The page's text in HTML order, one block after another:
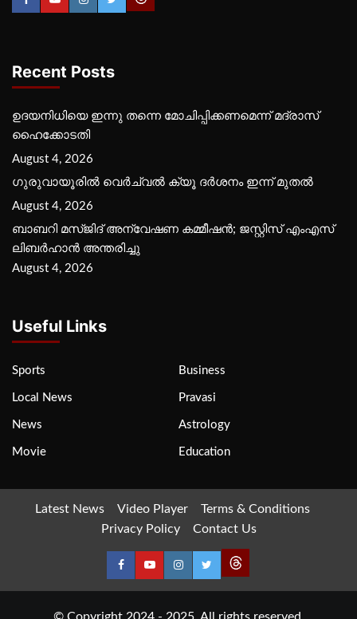
Recent Posts
ഉദയനിധിയെ ഇന്നു തന്നെ മോചിപ്പിക്കണമെന്ന് മദ്രാസ്
ഹൈക്കോടതി
August 4, 2026
ഗുരുവായൂരില്‍ വെര്‍ച്വല്‍ ക്യൂ ദര്‍ശനം ഇന്ന് മുതല്‍
August 4, 2026
ബാബറി മസ്ജിദ് അന്വേഷണ കമ്മീഷന്‍; ജസ്റ്റിസ് എംഎസ്
ലിബര്‍ഹാന്‍ അന്തരിച്ചു
August 4, 2026
Useful Links
Sports Business
Local News Pravasi
News Astrology
Movie Education
Latest News Video Player
Terms & Conditions
Privacy Policy
Contact Us
© Copyright 2024 - 2025. All rights reserved.